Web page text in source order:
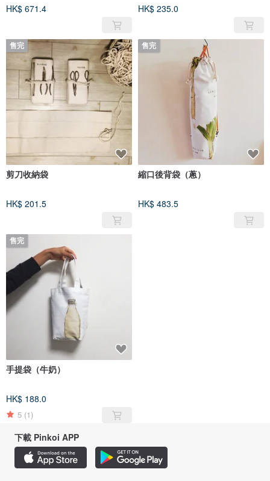
HK$ 671.4 HK$ 235.0
售完
剪刀收納袋
HK$ 201.5
售完
縮口後背袋（蔥）
HK$ 483.5
售完
手提袋（牛奶）
HK$ 188.0
5 (1)
下載 Pinkoi APP